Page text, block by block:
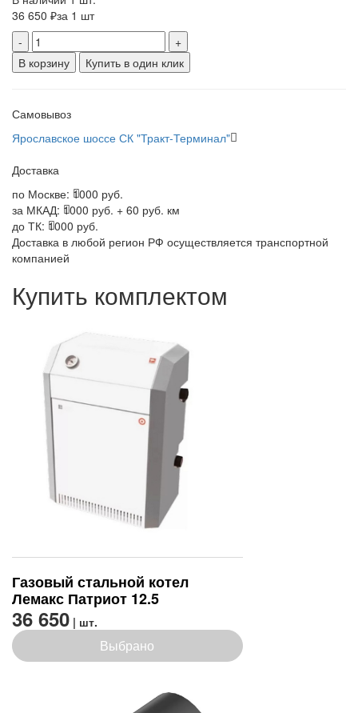
36 650 ₽за 1 шт
-
+
В корзину
Купить в один клик
Самовывоз
Ярославское шоссе СК "Тракт-Терминал"
Доставка
по Москве: 1000 руб.
за МКАД: 1000 руб. + 60 руб. км
до ТК: 1000 руб.
Доставка в любой регион РФ осуществляется транспортной
компанией
Купить комплектом
Газовый стальной котел
Лемакс Патриот 12.5
36 650 | шт.
Выбрано